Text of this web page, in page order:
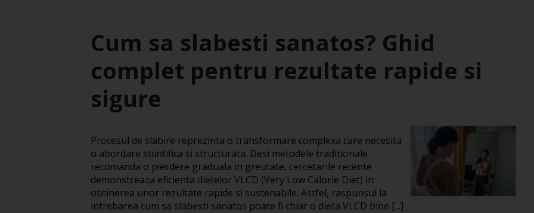
Cum sa slabesti sanatos? Ghid
complet pentru rezultate rapide si
sigure
Procesul de slabire reprezinta o transformare complexa care necesita
o abordare stiintifica si structurata. Desi metodele traditionale
recomanda o pierdere graduala in greutate, cercetarile recente
demonstreaza eficienta dietelor VLCD (Very Low Calorie Diet) in
obtinerea unor rezultate rapide si sustenabile. Astfel, raspunsul la
intrebarea cum sa slabesti sanatos poate fi chiar o dieta VLCD bine [...]